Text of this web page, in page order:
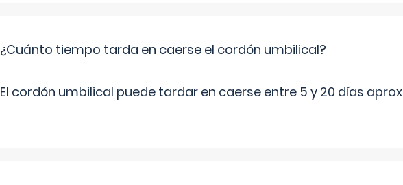
¿Cuánto tiempo tarda en caerse el cordón umbilical?
El cordón umbilical puede tardar en caerse entre 5 y 20 días